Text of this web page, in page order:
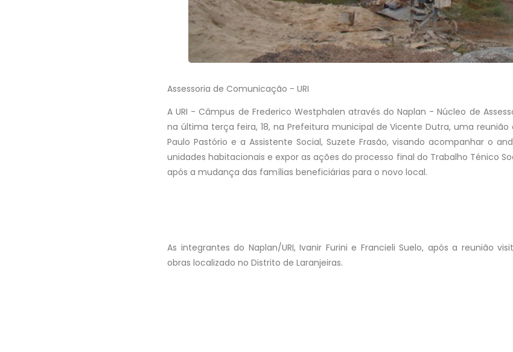
Assessoria de Comunicação - URI
A URI - Câmpus de Frederico Westphalen através do Naplan - Núcleo de
na última terça feira, 18, na Prefeitura municipal de Vicente Dutra, uma
Paulo Pastório e a Assistente Social, Suzete Frasão, visando acompanhar o
unidades habitacionais e expor as ações do processo final do Trabalho Ténico
após a mudança das famílias beneficiárias para o novo local.
As integrantes do Naplan/URI, Ivanir Furini e Francieli Suelo, após a reunião
obras localizado no Distrito de Laranjeiras.